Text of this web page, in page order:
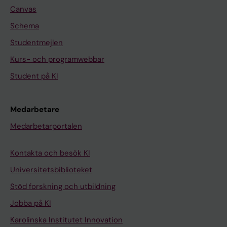
Canvas
Schema
Studentmejlen
Kurs- och programwebbar
Student på KI
Medarbetare
Medarbetarportalen
Kontakta och besök KI
Universitetsbiblioteket
Stöd forskning och utbildning
Jobba på KI
Karolinska Institutet Innovation